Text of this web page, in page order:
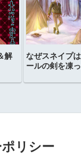
解
なぜスネイプ
ールの剣を凍
リシー